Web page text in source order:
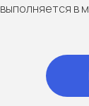
выполняется в